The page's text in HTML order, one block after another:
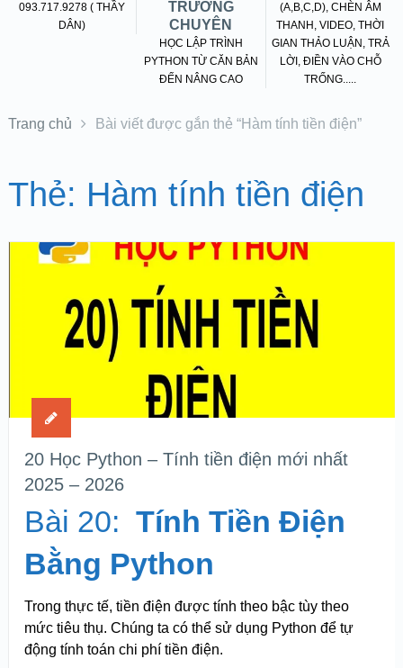
093.717.9278 ( THẦY
DÂN)
TRƯỜNG
CHUYÊN
HỌC LẬP TRÌNH
PYTHON TỪ CĂN BẢN
ĐẾN NÂNG CAO
(A,B,C,D), CHÈN ÂM
THANH, VIDEO, THỜI
GIAN THẢO LUẬN, TRẢ
LỜI, ĐIỀN VÀO CHỖ
TRỐNG.....
Trang chủ Bài viết được gắn thẻ “Hàm tính tiền điện”
Thẻ: Hàm tính tiền điện
20 Học Python – Tính tiền điện mới nhất
2025 – 2026
Bài 20: Tính Tiền Điện
Bằng Python
Trong thực tế, tiền điện được tính theo bậc tùy theo
mức tiêu thụ. Chúng ta có thể sử dụng Python để tự
động tính toán chi phí tiền điện.